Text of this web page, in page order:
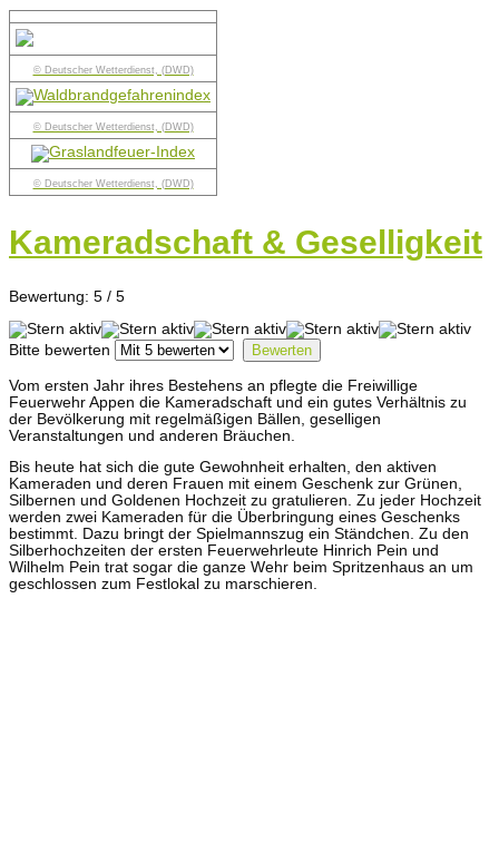
© Deutscher Wetterdienst, (DWD)
© Deutscher Wetterdienst, (DWD)
© Deutscher Wetterdienst, (DWD)
Kameradschaft & Geselligkeit
Bewertung: 5 / 5
Bitte bewerten
Vom ersten Jahr ihres Bestehens an pflegte die Freiwillige
Feuerwehr Appen die Kameradschaft und ein gutes Verhältnis zu
der Bevölkerung mit regelmäßigen Bällen, geselligen
Veranstaltungen und anderen Bräuchen.
Bis heute hat sich die gute Gewohnheit erhalten, den aktiven
Kameraden und deren Frauen mit einem Geschenk zur Grünen,
Silbernen und Goldenen Hochzeit zu gratulieren. Zu jeder Hochzeit
werden zwei Kameraden für die Überbringung eines Geschenks
bestimmt. Dazu bringt der Spielmannszug ein Ständchen. Zu den
Silberhochzeiten der ersten Feuerwehrleute Hinrich Pein und
Wilhelm Pein trat sogar die ganze Wehr beim Spritzenhaus an um
geschlossen zum Festlokal zu marschieren.